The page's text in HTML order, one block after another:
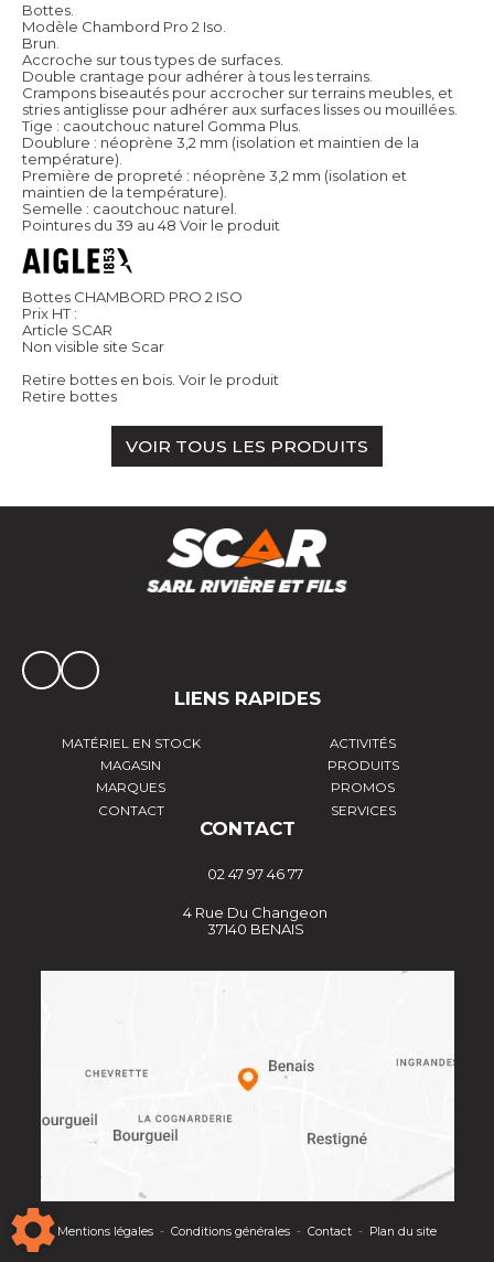
Bottes.
Modèle Chambord Pro 2 Iso.
Brun.
Accroche sur tous types de surfaces.
Double crantage pour adhérer à tous les terrains.
Crampons biseautés pour accrocher sur terrains meubles, et
stries antiglisse pour adhérer aux surfaces lisses ou mouillées.
Tige : caoutchouc naturel Gomma Plus.
Doublure : néoprène 3,2 mm (isolation et maintien de la
température).
Première de propreté : néoprène 3,2 mm (isolation et
maintien de la température).
Semelle : caoutchouc naturel.
Pointures du 39 au 48 Voir le produit
Bottes CHAMBORD PRO 2 ISO
Prix HT :
Article SCAR
Non visible site Scar
Retire bottes en bois. Voir le produit
Retire bottes
VOIR TOUS LES PRODUITS
LIENS RAPIDES
MATÉRIEL EN STOCK
ACTIVITÉS
MAGASIN
PRODUITS
MARQUES
PROMOS
CONTACT
SERVICES
CONTACT
02 47 97 46 77
4 Rue Du Changeon
37140 BENAIS
Mentions légales - Conditions générales - Contact - Plan du site